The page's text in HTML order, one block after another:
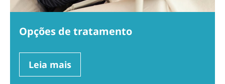
Opções de tratamento
Leia mais